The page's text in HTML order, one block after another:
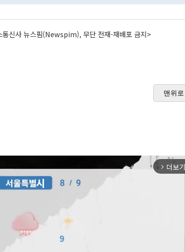
통신사 뉴스핌(Newspim), 무단 전재-재배포 금지>
맨위로
arrow_forward_ios 더보기